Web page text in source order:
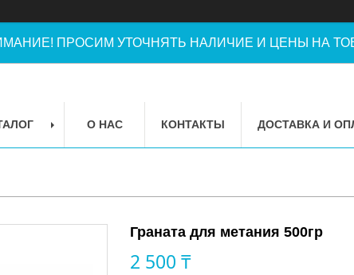
ПРОСИМ УТОЧНЯТЬ НАЛИЧИЕ И ЦЕНЫ НА
О НАС КОНТАКТЫ ДОСТАВКА И
Граната для метания 500гр
2 500 ₸